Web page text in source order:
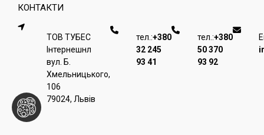
КОНТАКТИ
ТОВ ТУБЕС
Iнтернешнл
вул. Б.
Хмельницького,
106
79024, Львiв
тел.:+380
32 245
93 41
тел.:+380
50 370
93 92